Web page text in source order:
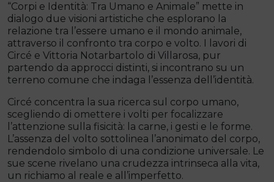
“Corpi e Identità: Tra Umano e Animale” mette in
dialogo due visioni artistiche che esplorano la
relazione tra l’essere umano e il mondo animale,
attraverso il confronto tra corpo e volto. I lavori di
Circé e Vittoria Notarbartolo di Villarosa, pur
partendo da approcci distinti, si incontrano su un
terreno comune che indaga l’essenza dell’identità.
Circé concentra la sua ricerca sul corpo umano,
scegliendo di omettere i volti per focalizzare
l’attenzione sulla fisicità: la carne, i gesti e le forme.
L’assenza del volto sottolinea l’anonimato del corpo,
rendendolo simbolo di una condizione universale. Le
sue scene rivelano una crudezza intrinseca alla vita,
un richiamo al reale e all’imperfetto.